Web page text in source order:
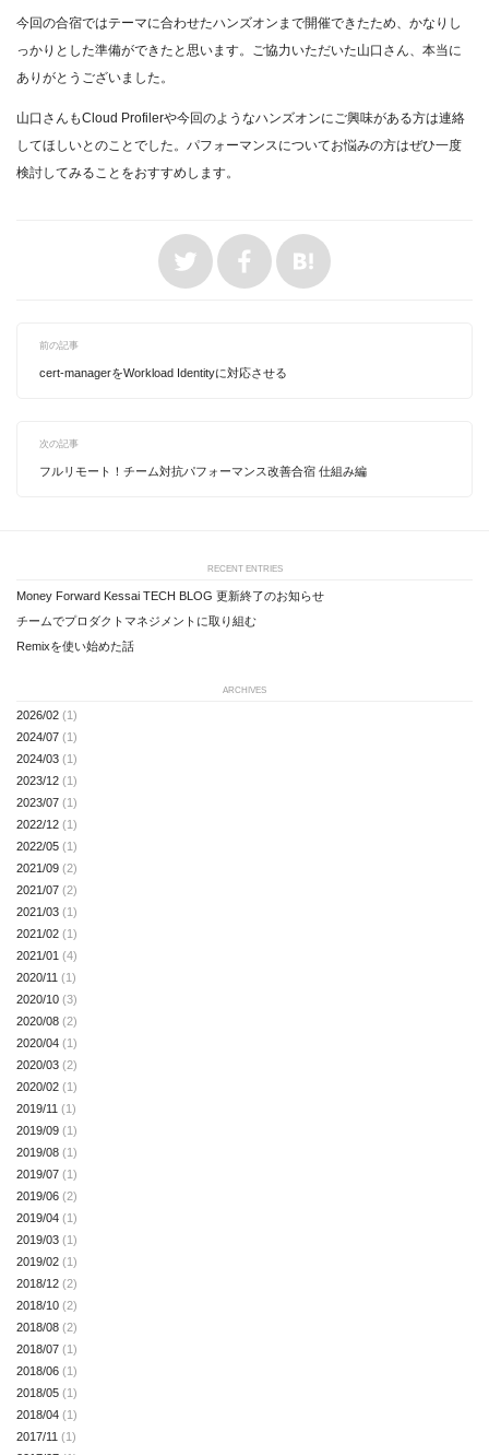
今回の合宿ではテーマに合わせたハンズオンまで開催できたため、かなりし
っかりとした準備ができたと思います。ご協力いただいた山口さん、本当に
ありがとうございました。
山口さんもCloud Profilerや今回のようなハンズオンにご興味がある方は連絡
してほしいとのことでした。パフォーマンスについてお悩みの方はぜひ一度
検討してみることをおすすめします。
前の記事
cert-managerをWorkload Identityに対応させる
次の記事
フルリモート！チーム対抗パフォーマンス改善合宿 仕組み編
RECENT ENTRIES
Money Forward Kessai TECH BLOG 更新終了のお知らせ
チームでプロダクトマネジメントに取り組む
Remixを使い始めた話
ARCHIVES
2026/02 (1)
2024/07 (1)
2024/03 (1)
2023/12 (1)
2023/07 (1)
2022/12 (1)
2022/05 (1)
2021/09 (2)
2021/07 (2)
2021/03 (1)
2021/02 (1)
2021/01 (4)
2020/11 (1)
2020/10 (3)
2020/08 (2)
2020/04 (1)
2020/03 (2)
2020/02 (1)
2019/11 (1)
2019/09 (1)
2019/08 (1)
2019/07 (1)
2019/06 (2)
2019/04 (1)
2019/03 (1)
2019/02 (1)
2018/12 (2)
2018/10 (2)
2018/08 (2)
2018/07 (1)
2018/06 (1)
2018/05 (1)
2018/04 (1)
2017/11 (1)